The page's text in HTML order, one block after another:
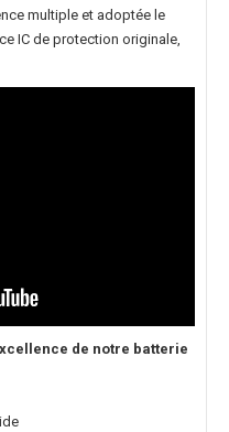
multiple et adoptée le
IC de protection originale,
de notre batterie